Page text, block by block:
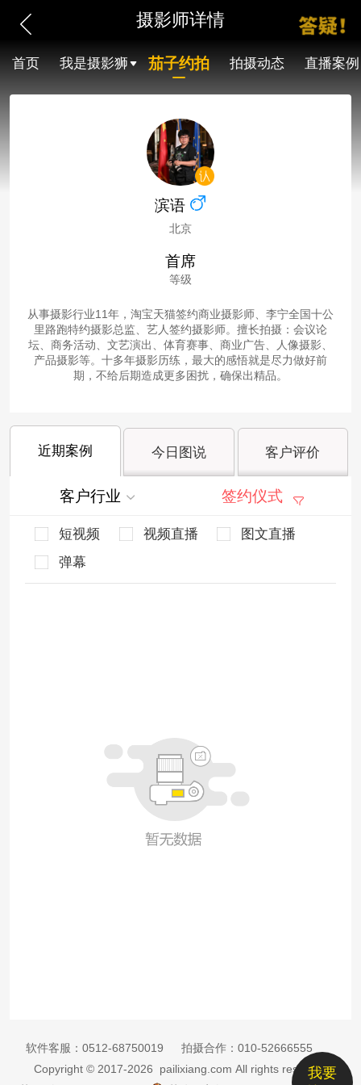
摄影师详情
首页 我是摄影狮 茄子约拍 拍摄动态 直播案例
滨语
北京
首席
等级
从事摄影行业11年，淘宝天猫签约商业摄影师、李宁全国十公
里路跑特约摄影总监、艺人签约摄影师。擅长拍摄：会议论
坛、商务活动、文艺演出、体育赛事、商业广告、人像摄影、
产品摄影等。十多年摄影历练，最大的感悟就是尽力做好前
期，不给后期造成更多困扰，确保出精品。
近期案例 今日图说 客户评价
客户行业 签约仪式
短视频 视频直播
图文直播
弹幕
我要
软件客服： 0512-68750019 拍摄合作： 010-52666555
Copyright © 2017-2026 pailixiang.com All rights reserved